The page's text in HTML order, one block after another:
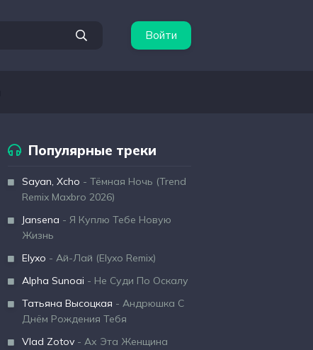
Войти
Популярные треки
Sayan, Xcho - Тёмная Ночь (Trend
Remix Maxbro 2026)
Jansena - Я Куплю Тебе Новую
Жизнь
Elyxo - Ай-Лай (Elyxo Remix)
Alpha Sunoai - Не Суди По Оскалу
Татьяна Высоцкая - Андрюшка С
Днём Рождения Тебя
Vlad Zotov - Ах Эта Женщина